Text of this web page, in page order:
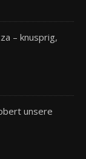
– knusprig,
unsere